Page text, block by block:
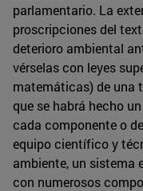
parlamentario. La
proscripciones del
deterioro ambiental
vérselas con leyes
matemáticas) de una
que se habrá hecho
cada componente o
equipo científico y
ambiente, un sistema
con numerosos